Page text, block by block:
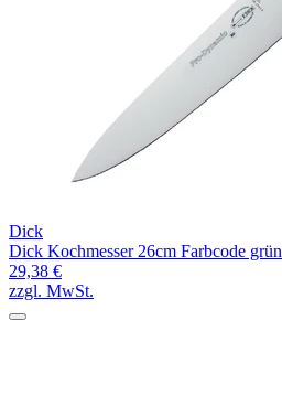
Dick
Dick Kochmesser 26cm Farbcode grün
29,38 €
zzgl. MwSt.